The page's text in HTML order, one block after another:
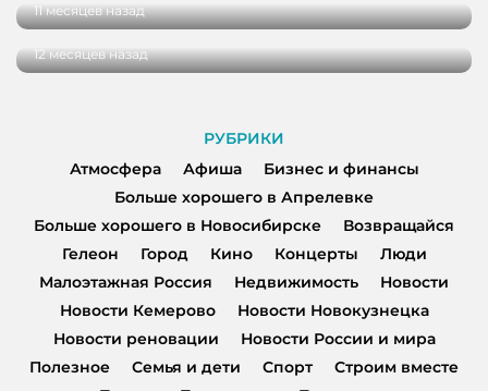
11 месяцев назад
создать в России
12 месяцев назад
РУБРИКИ
Атмосфера
Афиша
Бизнес и финансы
Больше хорошего в Апрелевке
Больше хорошего в Новосибирске
Возвращайся
Гелеон
Город Кино Концерты
Люди
Малоэтажная Россия
Недвижимость
Новости
Новости Кемерово
Новости Новокузнецка
Новости реновации
Новости России и мира
Полезное
Семья и дети Спорт
Строим вместе